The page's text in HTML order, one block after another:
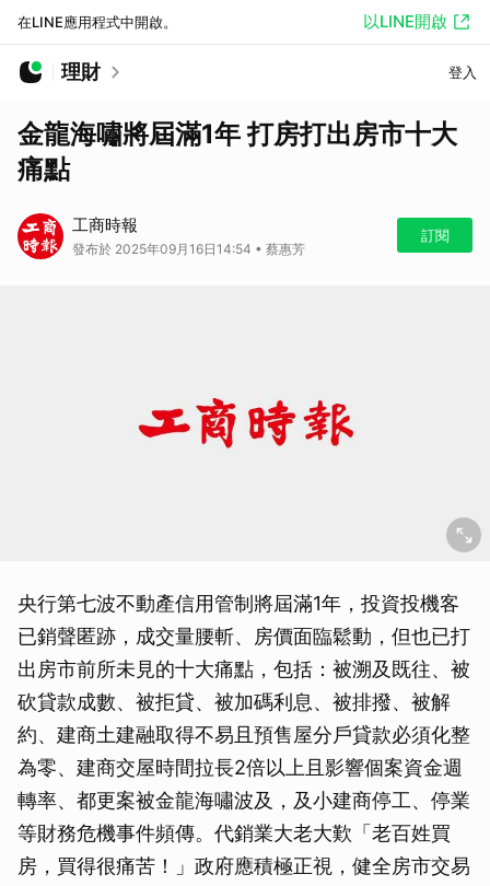
在LINE應用程式中開啟。 以LINE開啟
理財 登入
金龍海嘯將屆滿1年 打房打出房市十大
痛點
工商時報
發布於 2025年09月16日14:54 • 蔡惠芳
訂閱
央行第七波不動產信用管制將屆滿1年，投資投機客
已銷聲匿跡，成交量腰斬、房價面臨鬆動，但也已打
出房市前所未見的十大痛點，包括：被溯及既往、被
砍貸款成數、被拒貸、被加碼利息、被排撥、被解
約、建商土建融取得不易且預售屋分戶貸款必須化整
為零、建商交屋時間拉長2倍以上且影響個案資金週
轉率、都更案被金龍海嘯波及，及小建商停工、停業
等財務危機事件頻傳。代銷業大老大歎「老百姓買
房，買得很痛苦！」政府應積極正視，健全房市交易